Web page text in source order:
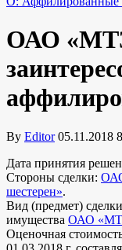
ОАО
By Editor 05.11.2018
Дата принятия
Стороны сделки:
шестерен».
Вид (предмет)
имущества ОАО
Оценочная